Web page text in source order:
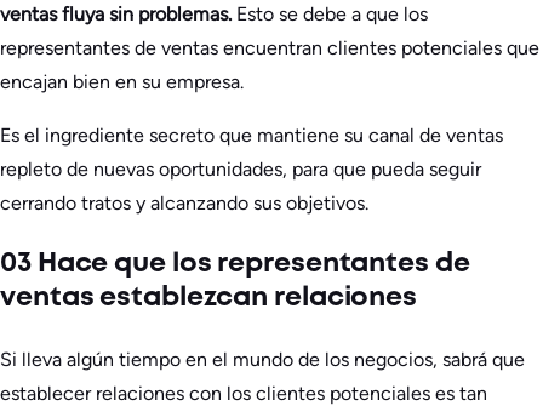
ventas fluya sin problemas. Esto se debe a que los
representantes de ventas encuentran clientes potenciales que
encajan bien en su empresa.
Es el ingrediente secreto que mantiene su canal de ventas
repleto de nuevas oportunidades, para que pueda seguir
cerrando tratos y alcanzando sus objetivos.
03 Hace que los representantes de
ventas establezcan relaciones
Si lleva algún tiempo en el mundo de los negocios, sabrá que
establecer relaciones con los clientes potenciales es tan